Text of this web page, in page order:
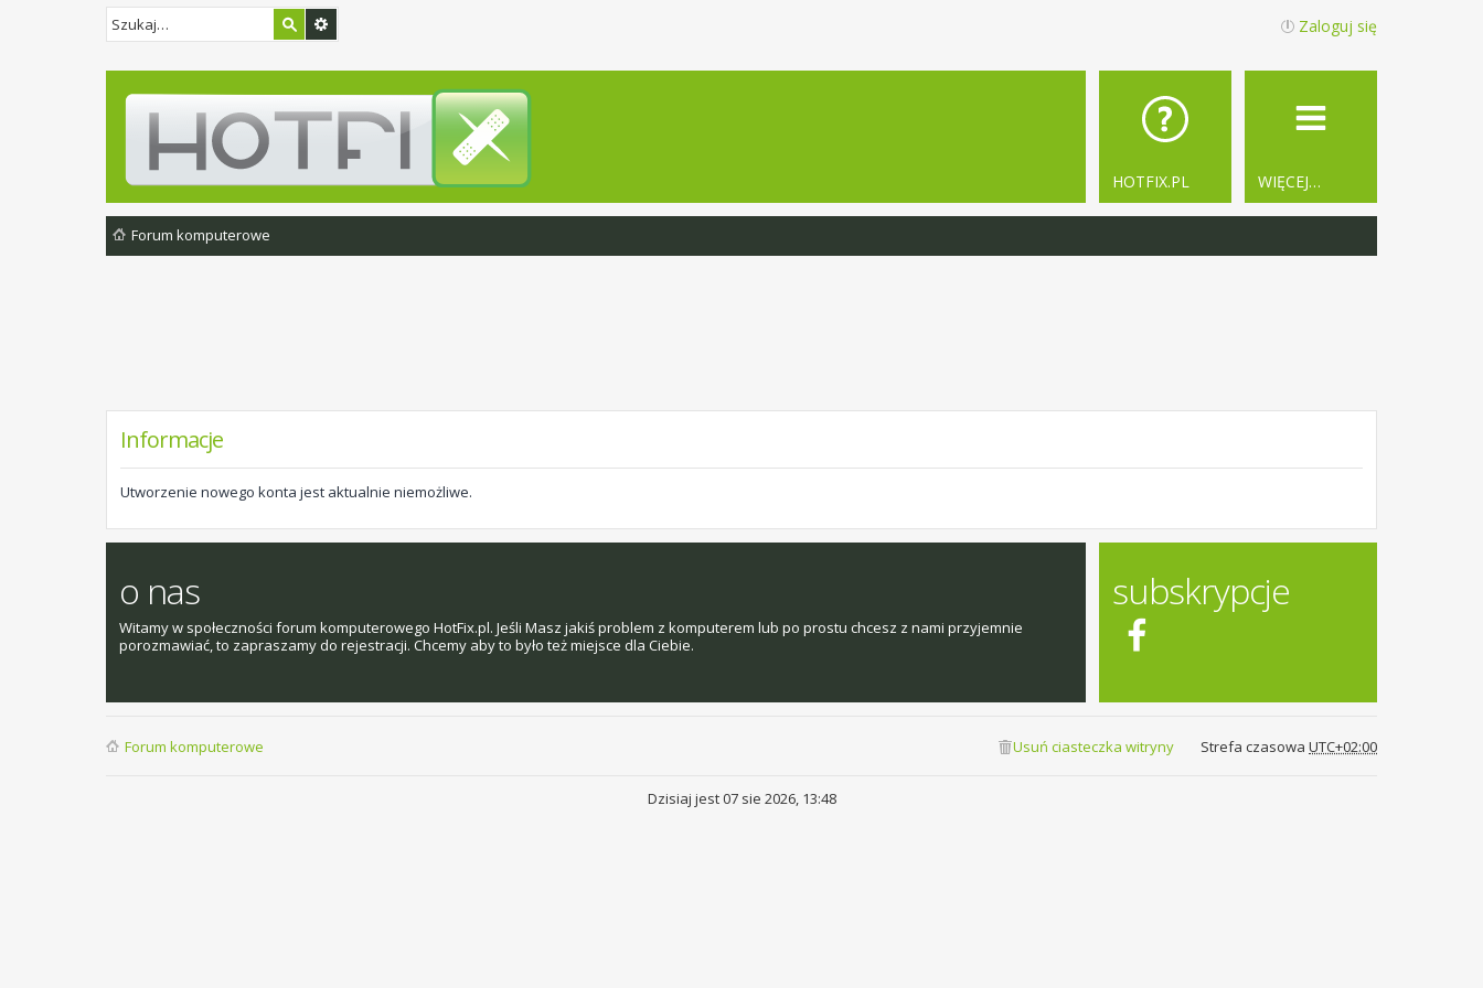
Zaloguj się
WIĘCEJ…
HOTFIX.PL
Forum komputerowe
Informacje
Utworzenie nowego konta jest aktualnie niemożliwe.
o nas
Witamy w społeczności forum komputerowego HotFix.pl. Jeśli Masz jakiś problem z komputerem lub po prostu chcesz z nami przyjemnie
porozmawiać, to zapraszamy do rejestracji. Chcemy aby to było też miejsce dla Ciebie.
subskrypcje
Forum komputerowe Strefa czasowa UTC+02:00
Usuń ciasteczka witryny
Dzisiaj jest 07 sie 2026, 13:48